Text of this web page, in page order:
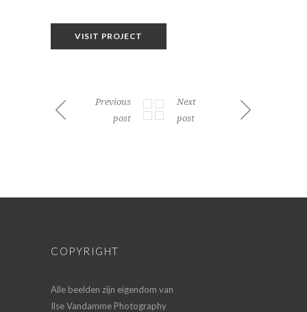
VISIT PROJECT
Previous
post
Next
post
COPYRIGHT
Alle beelden zijn eigendom van
Ilse Vandamme Photography